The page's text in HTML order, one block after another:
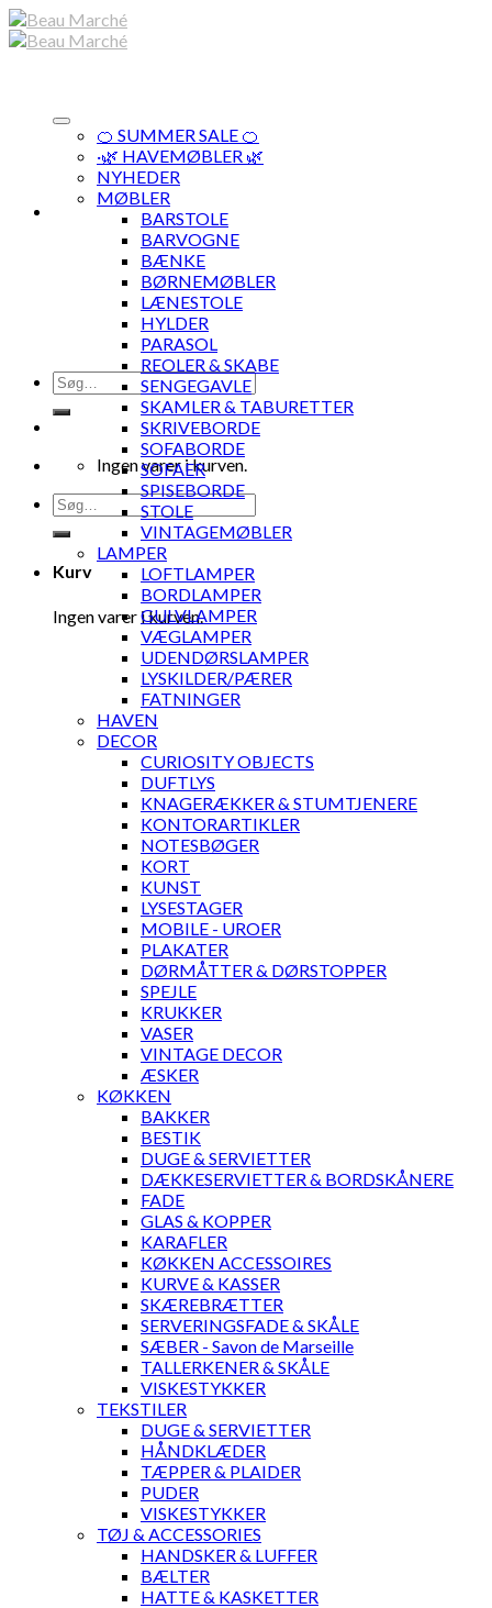
Skip
to
Søg
efter:
Ingen varer i kurven.
Søg
efter:
Kurv
Ingen varer i kurven.
🍊 SUMMER SALE 🍊
·🌿 HAVEMØBLER 🌿
NYHEDER
MØBLER
BARSTOLE
BARVOGNE
BÆNKE
BØRNEMØBLER
LÆNESTOLE
HYLDER
PARASOL
REOLER & SKABE
SENGEGAVLE
SKAMLER & TABURETTER
SKRIVEBORDE
SOFABORDE
SOFAER
SPISEBORDE
STOLE
VINTAGEMØBLER
LAMPER
LOFTLAMPER
BORDLAMPER
GULVLAMPER
VÆGLAMPER
UDENDØRSLAMPER
LYSKILDER/PÆRER
FATNINGER
HAVEN
DECOR
CURIOSITY OBJECTS
DUFTLYS
KNAGERÆKKER & STUMTJENERE
KONTORARTIKLER
NOTESBØGER
KORT
KUNST
LYSESTAGER
MOBILE - UROER
PLAKATER
DØRMÅTTER & DØRSTOPPER
SPEJLE
KRUKKER
VASER
VINTAGE DECOR
ÆSKER
KØKKEN
BAKKER
BESTIK
DUGE & SERVIETTER
DÆKKESERVIETTER & BORDSKÅNERE
FADE
GLAS & KOPPER
KARAFLER
KØKKEN ACCESSOIRES
KURVE & KASSER
SKÆREBRÆTTER
SERVERINGSFADE & SKÅLE
SÆBER - Savon de Marseille
TALLERKENER & SKÅLE
VISKESTYKKER
TEKSTILER
DUGE & SERVIETTER
HÅNDKLÆDER
TÆPPER & PLAIDER
PUDER
VISKESTYKKER
TØJ & ACCESSORIES
HANDSKER & LUFFER
BÆLTER
HATTE & KASKETTER